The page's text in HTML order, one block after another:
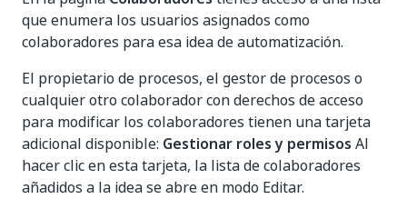
que enumera los usuarios asignados como
colaboradores para esa idea de automatización.
El propietario de procesos, el gestor de procesos o
cualquier otro colaborador con derechos de acceso
para modificar los colaboradores tienen una tarjeta
adicional disponible: Gestionar roles y permisos Al
hacer clic en esta tarjeta, la lista de colaboradores
añadidos a la idea se abre en modo Editar.